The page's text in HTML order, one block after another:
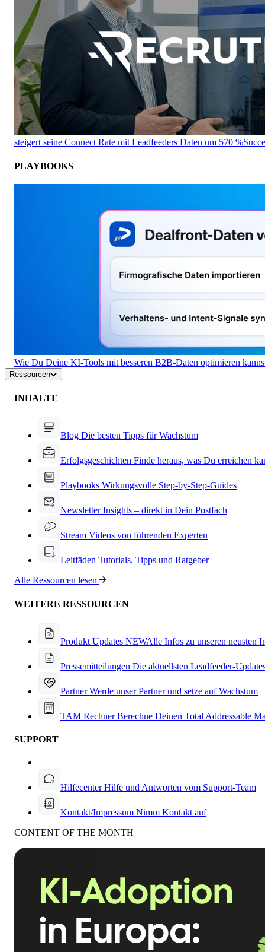
steigert seine Connect Rate mit Leadfeeders Daten um 570 %
PLAYBOOKS
Wie Du Deine KI-Tools mit besseren B2B-Daten optimieren
Ressourcen
INHALTE
Blog Die besten Tipps für Wachstum
Erfolgsgeschichten Finde heraus, was Du erreichen
Playbooks Wirkungsvolle Step-by-Step-Guides
NewsletterInsights – direkt in Dein Postfach
Stream Videos von führenden Experten
Leitfäden Tutorials, Tipps und Ratgeber
Alle Ressourcen lesen
WEITERE RESSOURCEN
Produkt Updates NEWAlle Infos zu unseren neusten
Pressemitteilungen Die aktuellsten Leadfeeder-
PartnerWerde unser Partner und setze auf Wachstum
TAM RechnerBerechne Deinen Total Addressable
SUPPORT
HilfecenterHilfe und Antworten vom Support-Team
Kontakt/Impressum Nimm Kontakt auf
CONTENT OF THE MONTH